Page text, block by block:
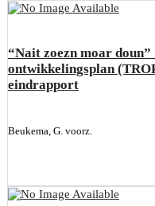
“Nait zoezn moar
ontwikkelingsplan
eindrapport
Beukema, G. voorz.